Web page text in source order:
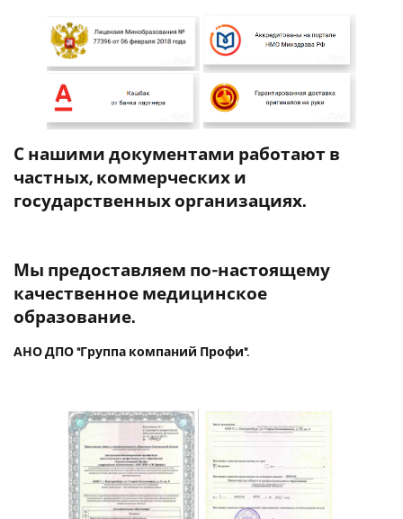
С нашими документами работают в
частных, коммерческих и
государственных организациях.
Мы предоставляем по-настоящему
качественное медицинское
образование.
АНО ДПО "Группа компаний Профи".